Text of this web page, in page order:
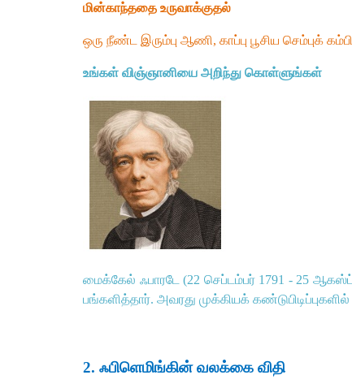
மின்காந்ததை உருவாக்குதல்
ஒரு நீண்ட இரும்பு ஆணி, காப்பு பூசிய செம்புக் கம்பி
உங்கள் விஞ்ஞானியை அறிந்து கொள்ளுங்கள்
மைக்கேல் ஃபாரடே (22 செப்டம்பர் 1791 - 25 ஆகஸ்ட்
பங்களித்தார். அவரது முக்கியக் கண்டுபிடிப்புகளில்
2. ஃபிளெமிங்கின் வலக்கை விதி